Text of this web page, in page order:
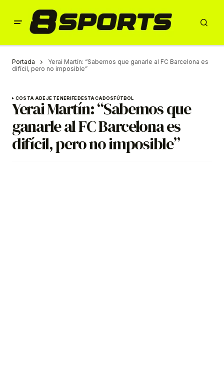
Portada
Yerai Martín: “Sabemos que ganarle al FC Barcelona es
difícil, pero no imposible”
COSTA ADEJE TENERIFEDESTACADOSFÚTBOL
Yerai Martín: “Sabemos que
ganarle al FC Barcelona es
difícil, pero no imposible”